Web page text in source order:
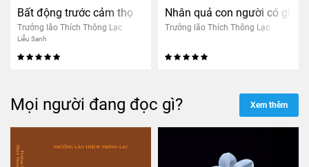
Bất động trước cảm thọ
Trưởng lão Thích Thông Lạc
Liễu Sanh
Nhân quả con người có
Trưởng lão Thích Thông Lạc
Mọi người đang đọc gì? Xem thêm